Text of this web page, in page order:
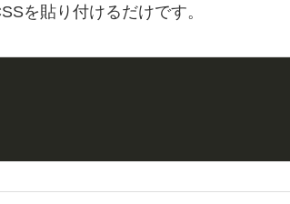
を貼り付けるだけです。